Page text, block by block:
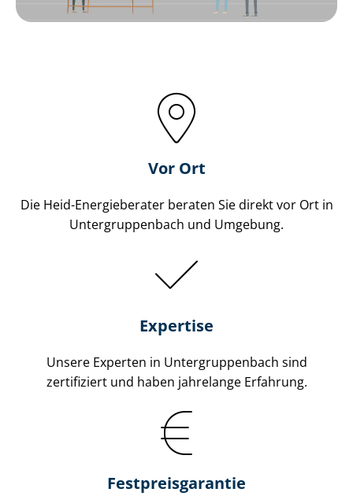
Vor Ort
Die Heid-Energieberater beraten Sie direkt vor Ort in
Un­ter­grup­pen­bach und Umgebung.
Expertise
Unsere Experten in Un­ter­grup­pen­bach sind
zertifiziert und haben jahrelange Erfahrung.
Fest­preis­ga­ran­tie